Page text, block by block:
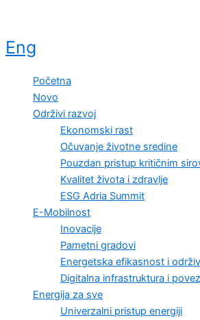
content
Eng
Početna
Novo
Održivi razvoj
Ekonomski rast
Očuvanje životne sredine
Pouzdan pristup kritičnim
Kvalitet života i zdravlje
ESG Adria Summit
E-Mobilnost
Inovacije
Pametni gradovi
Energetska efikasnost i
Digitalna infrastruktura i
Energija za sve
Univerzalni pristup energiji